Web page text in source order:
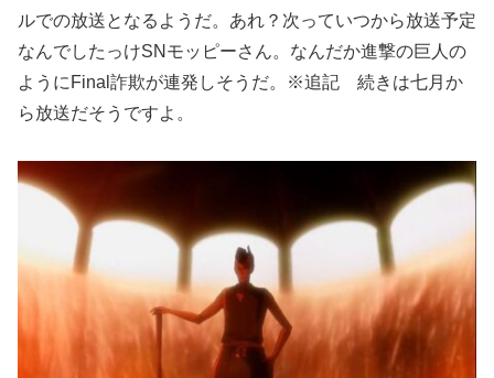
ルでの放送となるようだ。あれ？次っていつから放送予定
なんでしたっけSNモッピーさん。なんだか進撃の巨人の
ようにFinal詐欺が連発しそうだ。※追記 続きは七月か
ら放送だそうですよ。